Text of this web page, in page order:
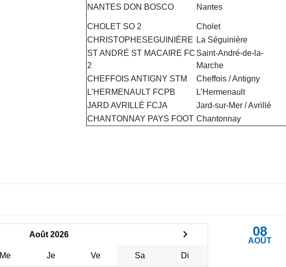
NANTES DON BOSCO Nantes
CHOLET SO 2
Cholet
CHRISTOPHESEGUINIÈRE La Séguinière
ST ANDRÉ ST MACAIRE FC
2
Saint-André-de-la-
Marche
CHEFFOIS ANTIGNY STM Cheffois / Antigny
L’HERMENAULT FCPB
L’Hermenault
JARD AVRILLÉ FCJA
Jard-sur-Mer / Avrillé
CHANTONNAY PAYS FOOT Chantonnay
Août 2026
Me Je Ve Sa Di
08
AOÛT